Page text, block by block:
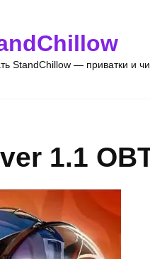
StandChillow — приватки и
1.1